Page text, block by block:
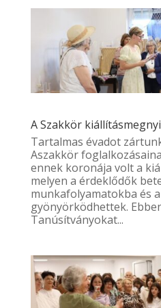
A Szakkör
Tartalmas évadot
Aszakkör
ennek koronája volt a
melyen a érdeklődők
munkafolyamatokba és
gyönyörködhettek.
Tanúsítványokat...